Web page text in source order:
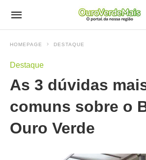
HOMEPAGE DESTAQUE
Destaque
As 3 dúvidas
comuns sobre o
Ouro Verde